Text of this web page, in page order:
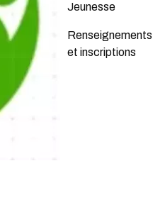
Jeunesse
Renseignements
et inscriptions